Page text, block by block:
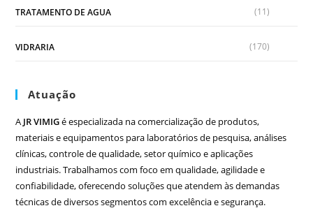
TRATAMENTO DE AGUA (11)
VIDRARIA (170)
Atuação
A JR VIMIGé especializada na comercialização de produtos,
materiais e equipamentos para laboratórios de pesquisa, análises
clínicas, controle de qualidade, setor químico e aplicações
industriais. Trabalhamos com foco em qualidade, agilidade e
confiabilidade, oferecendo soluções que atendem às demandas
técnicas de diversos segmentos com excelência e segurança.